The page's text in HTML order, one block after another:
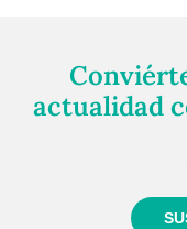
actualidad